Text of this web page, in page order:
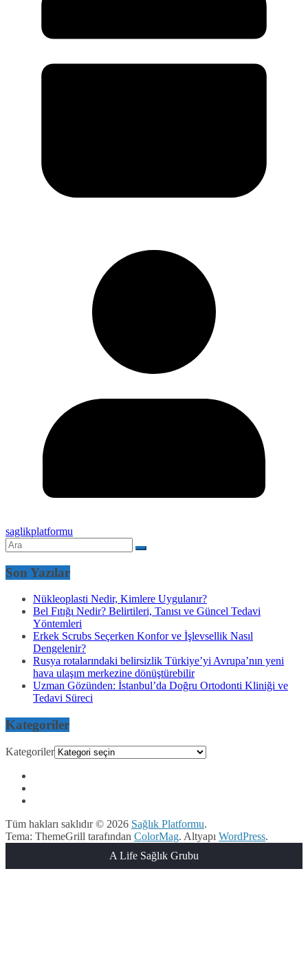
saglikplatformu
Son Yazılar
Nükleoplasti Nedir, Kimlere Uygulanır?
Bel Fıtığı Nedir? Belirtileri, Tanısı ve Güncel Tedavi
Yöntemleri
Erkek Scrubs Seçerken Konfor ve İşlevsellik Nasıl
Dengelenir?
Rusya rotalarındaki belirsizlik Türkiye’yi Avrupa’nın yeni
hava ulaşım merkezine dönüştürebilir
Uzman Gözünden: İstanbul’da Doğru Ortodonti Kliniği ve
Tedavi Süreci
Kategoriler
Kategoriler
Tüm hakları saklıdır © 2026 Sağlık Platformu.
Tema: ThemeGrill tarafından ColorMag. Altyapı WordPress.
A Life Sağlık Grubu